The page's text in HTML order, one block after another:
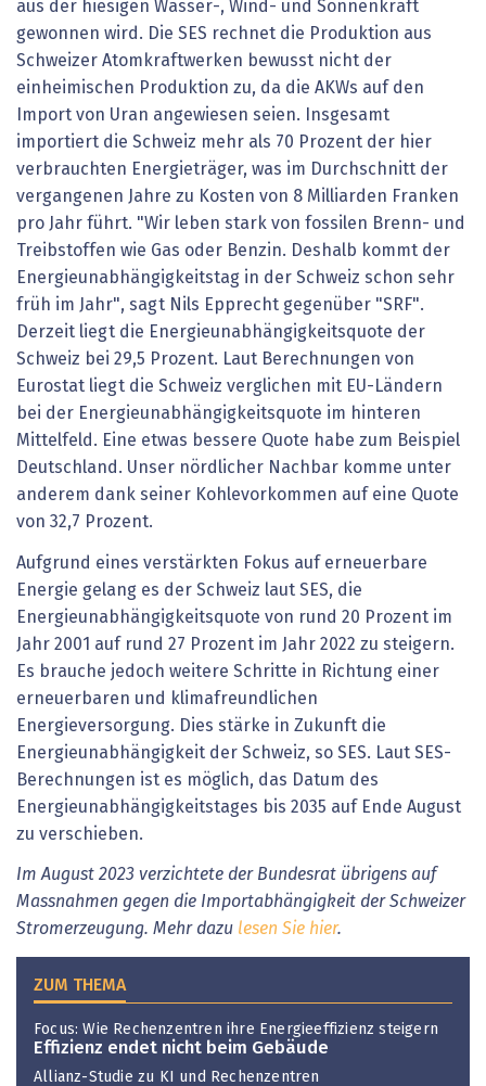
aus der hiesigen Wasser-, Wind- und Sonnenkraft
gewonnen wird. Die SES rechnet die Produktion aus
Schweizer Atomkraftwerken bewusst nicht der
einheimischen Produktion zu, da die AKWs auf den
Import von Uran angewiesen seien. Insgesamt
importiert die Schweiz mehr als 70 Prozent der hier
verbrauchten Energieträger, was im Durchschnitt der
vergangenen Jahre zu Kosten von 8 Milliarden Franken
pro Jahr führt. "Wir leben stark von fossilen Brenn- und
Treibstoffen wie Gas oder Benzin. Deshalb kommt der
Energieunabhängigkeitstag in der Schweiz schon sehr
früh im Jahr", sagt Nils Epprecht gegenüber "SRF".
Derzeit liegt die Energieunabhängigkeitsquote der
Schweiz bei 29,5 Prozent. Laut Berechnungen von
Eurostat liegt die Schweiz verglichen mit EU-Ländern
bei der Energieunabhängigkeitsquote im hinteren
Mittelfeld. Eine etwas bessere Quote habe zum Beispiel
Deutschland. Unser nördlicher Nachbar komme unter
anderem dank seiner Kohlevorkommen auf eine Quote
von 32,7 Prozent.
Aufgrund eines verstärkten Fokus auf erneuerbare
Energie gelang es der Schweiz laut SES, die
Energieunabhängigkeitsquote von rund 20 Prozent im
Jahr 2001 auf rund 27 Prozent im Jahr 2022 zu steigern.
Es brauche jedoch weitere Schritte in Richtung einer
erneuerbaren und klimafreundlichen
Energieversorgung. Dies stärke in Zukunft die
Energieunabhängigkeit der Schweiz, so SES. Laut SES-
Berechnungen ist es möglich, das Datum des
Energieunabhängigkeitstages bis 2035 auf Ende August
zu verschieben.
Im August 2023 verzichtete der Bundesrat übrigens auf
Massnahmen gegen die Importabhängigkeit der Schweizer
Stromerzeugung. Mehr dazu lesen Sie hier.
ZUM THEMA
Focus: Wie Rechenzentren ihre Energieeffizienz steigern
Effizienz endet nicht beim Gebäude
Allianz-Studie zu KI und Rechenzentren